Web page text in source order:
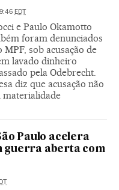
EDT
e Paulo Okamotto
foram denunciados
MPF, sob acusação de
lavado dinheiro
pela Odebrecht.
diz que acusação não
materialidade
Paulo acelera
guerra aberta com